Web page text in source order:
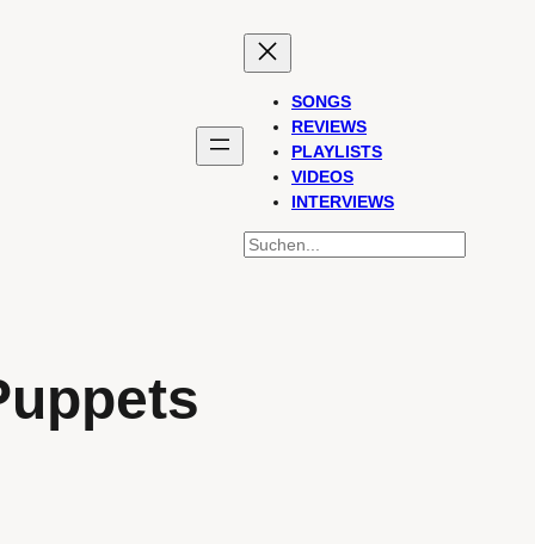
SONGS
REVIEWS
PLAYLISTS
VIDEOS
INTERVIEWS
SUCHEN